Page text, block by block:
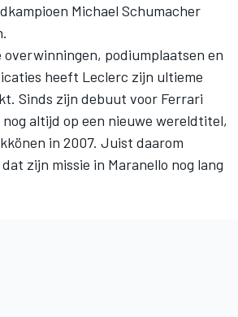
Michael Schumacher
overwinningen, podiumplaatsen en
heeft Leclerc zijn ultieme
Sinds zijn debuut voor Ferrari
altijd op een nieuwe wereldtitel,
in 2007. Juist daarom
zijn missie in Maranello nog lang